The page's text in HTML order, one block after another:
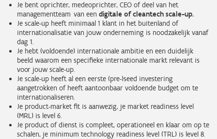
Je bent oprichter, medeoprichter, CEO of deel van het
managementteam van een digitale of cleantech scale-up.
Je scale-up heeft minimaal 1 klant in het buitenland of
internationalisatie van jouw onderneming is noodzakelijk vanaf
dag 1.
Je hebt (voldoende) internationale ambitie en een duidelijk
beeld waarom een specifieke internationale markt relevant is
voor jouw scale-up.
Je scale-up heeft al een eerste (pre-)seed investering
aangetrokken of heeft aantoonbaar voldoende budget om te
internationaliseren.
Je product-market fit is aanwezig, je market readiness level
(MRL) is level 6.
Je product of dienst is compleet, operationeel en klaar om op te
schalen, je minimum technology readiness level (TRL) is level 8.